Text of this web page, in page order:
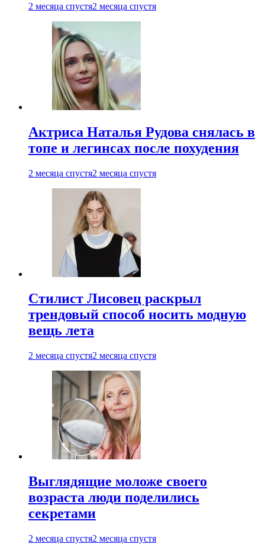
2 месяца спустя2 месяца спустя
Актриса Наталья Рудова снялась в
топе и легинсах после похудения
2 месяца спустя2 месяца спустя
Стилист Лисовец раскрыл
трендовый способ носить модную
вещь лета
2 месяца спустя2 месяца спустя
Выглядящие моложе своего
возраста люди поделились
секретами
2 месяца спустя2 месяца спустя